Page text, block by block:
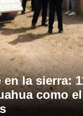
la sierra:
como